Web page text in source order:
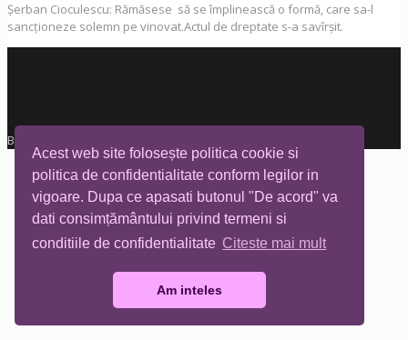
Acest web site folosește politica cookie si
politica de confidentialitate conform legilor in
vigoare. Dupa ce apasati butonul "De acord" va
dati consimțământului privind termeni si
conditiile de confidentialitate Citeste mai mult
Am inteles
Șerban Cioculescu: Rămăsese să se împlinească o formă, care sa-l
sancționeze solemn pe vinovat.Actul de dreptate s-a savîrșit.
Biblioteca Tia Mare © All rights reserved